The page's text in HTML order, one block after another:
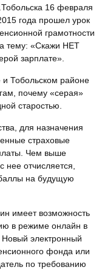
16 февраля
года прошел урок
грамотности
тему: «Скажи НЕТ
зарплате».
Тобольском районе
почему «серая»
старостью.
для назначения
страховые
Чем выше
нее отчисляется,
на будущую
имеет возможность
в режиме онлайн в
Новый электронный
фонда или
по требованию